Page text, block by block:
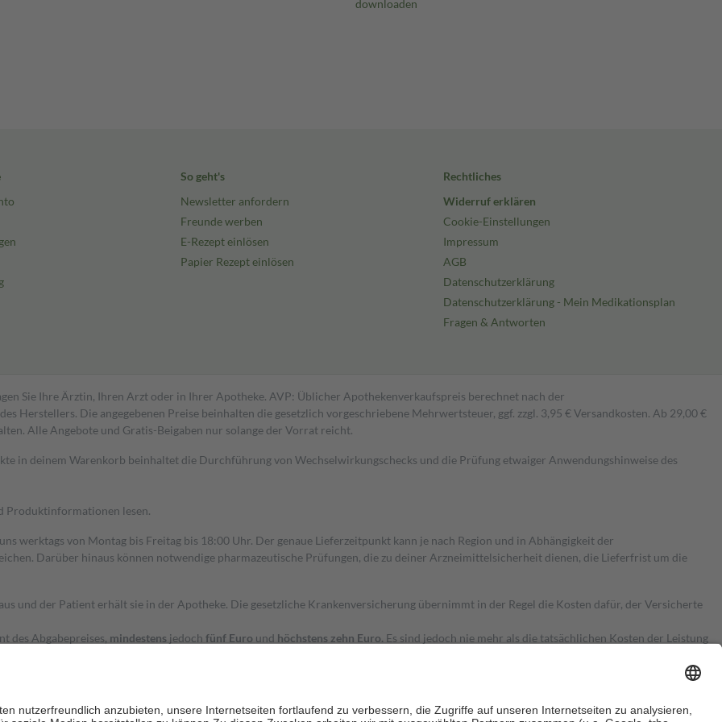
von Produkten aus 100%
reduziert den
vor
gewonnen wird
So geht's
Newsletter anfordern
Freunde werben
E-Rezept einlösen
Papier Rezept einlösen
Rechtliches
Widerruf erklären
Cookie-Einstellungen
Impressum
AGB
Datenschutzerklärung
Datenschutzerklärung - Mein Medikationsplan
Fragen & Antworten
Sie Ihre Ärztin, Ihren Arzt oder in Ihrer Apotheke. AVP: Üblicher Apothekenverkaufspreis berechnet nach der
Herstellers. Die angegebenen Preise beinhalten die gesetzlich vorgeschriebene Mehrwertsteuer, ggf. zzgl. 3,95 € Versandkosten. Ab 29,00 €
Alle Angebote und Gratis-Beigaben nur solange der Vorrat reicht.
in deinem Warenkorb beinhaltet die Durchführung von Wechselwirkungschecks und die Prüfung etwaiger Anwendungshinweise des
Produktinformationen lesen.
werktags von Montag bis Freitag bis 18:00 Uhr. Der genaue Lieferzeitpunkt kann je nach Region und in Abhängigkeit der
Darüber hinaus können notwendige pharmazeutische Prüfungen, die zu deiner Arzneimittelsicherheit dienen, die Lieferfrist um die
und der Patient erhält sie in der Apotheke. Die gesetzliche Krankenversicherung übernimmt in der Regel die Kosten dafür, der Versicherte
des Abgabepreises, mindestens jedoch fünf Euro und höchstens zehn Euro. Es sind jedoch nie mehr als die tatsächlichen Kosten der Leistung
und die besondere Stellung der Familie zu unterstützen, fallenkeine Zuzahlungen an bei: